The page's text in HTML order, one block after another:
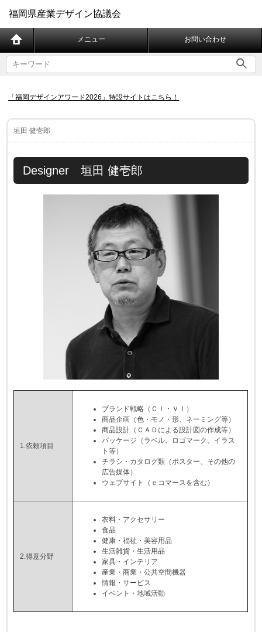
福岡県産業デザイン協議会
メニュー お問い合わせ
「福岡デザインアワード2026」特設サイトはこちら！
垣田 健壱郎
Designer 垣田 健壱郎
1.依頼項目
ブランド戦略（ＣＩ・ＶＩ）
商品企画（色・モノ・形、ネーミング等）
商品設計（ＣＡＤによる設計図の作成等）
パッケージ（ラベル、ロゴマーク、イラス
ト等）
チラシ・カタログ類（ポスター、その他の
広告媒体）
ウェブサイト（ｅコマースを含む）
2.得意分野
衣料・アクセサリー
食品
健康・福祉・美容用品
生活雑貨・生活用品
家具・インテリア
産業・商業・公共空間機器
情報・サービス
イベント・地域活動